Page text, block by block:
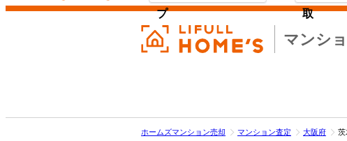
マンシ
プ 取
ホームズマンション売却 マンション査定 大阪府 茨